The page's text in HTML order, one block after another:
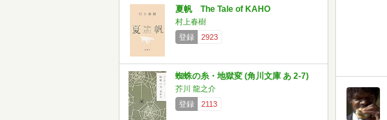
夏帆 The Tale of KAHO
村上春樹
登録
2923
蜘蛛の糸・地獄変 (角川文庫 あ 2-7)
芥川 龍之介
登録
2113